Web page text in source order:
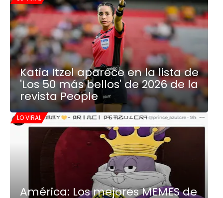
Katia Itzel aparece en la lista de
'Los 50 más bellos' de 2026 de la
revista People
LO VIRAL
América: Los mejores MEMES de